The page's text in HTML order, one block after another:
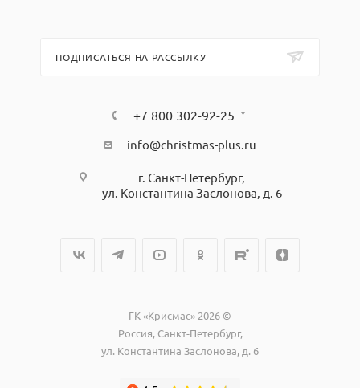
ПОДПИСАТЬСЯ НА РАССЫЛКУ
+7 800 302-92-25
info@christmas-plus.ru
г. Санкт-Петербург,
ул. Константина Заслонова, д. 6
ГК «Крисмас» 2026 ©
Россия, Санкт-Петербург,
ул. Константина Заслонова, д. 6